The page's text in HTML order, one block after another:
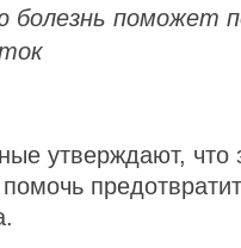
болезнь поможет
утверждают, что